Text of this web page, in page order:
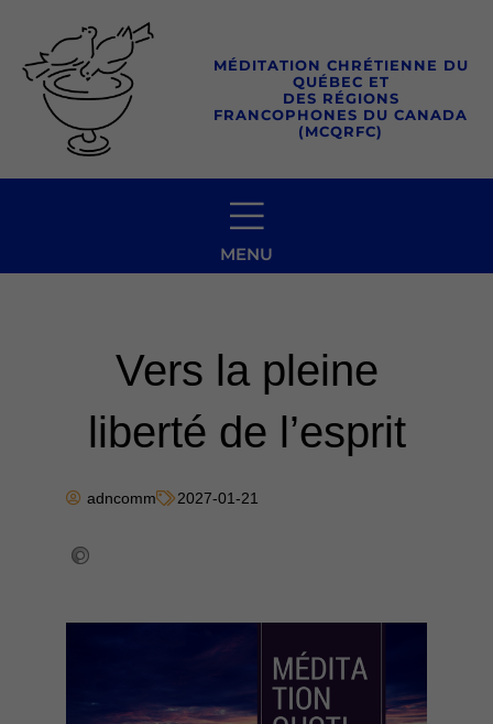
contenu
MÉDITATION CHRÉTIENNE DU
QUÉBEC ET
DES RÉGIONS
FRANCOPHONES DU CANADA
(MCQRFC)
MENU
Vers la pleine
liberté de l’esprit
adncomm 2027-01-21